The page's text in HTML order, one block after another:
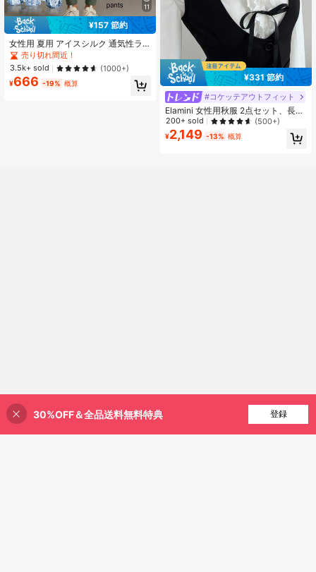
11
¥157 節約
女性用 夏用 アイスシルク 通気性ラ
ンニングパンツ、ジッパーポケット&
伸縮ウエストバンド付き クイックド
ライ 軽量スポーツズボン フィットネ
ス&ジョギング 春用
売り切れ間近！
3.5k+ sold
(1000+)
¥666 -19% 概算
¥331 節約
#コケッテアウトフィット
Elamini 女性用秋服 2点セット、長袖
ベスト&リボンとフリルヘムのブラウ
ス
200+ sold (500+)
¥2,149 -13% 概算
34% 割引！ 買い物かごに追加
30%OFF＆全品送料無料特典 登録